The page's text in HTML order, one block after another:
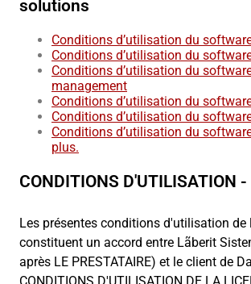
solutions
Conditions d’utilisation du
Conditions d’utilisation du
Conditions d’utilisation du
management
Conditions d’utilisation du
Conditions d’utilisation du
Conditions d’utilisation du
plus.
CONDITIONS D'UTILISATION -
Les présentes conditions d'utilisation de
constituent un accord entre Lãberit
après LE PRESTATAIRE) et le client de